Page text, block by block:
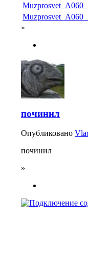
»
починил
Опубликовано
починил
»